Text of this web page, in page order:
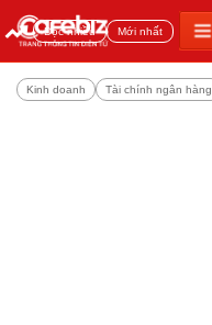
Đọc nhiều Mới nhất
Kinh doanh Tài chính ngân hàng